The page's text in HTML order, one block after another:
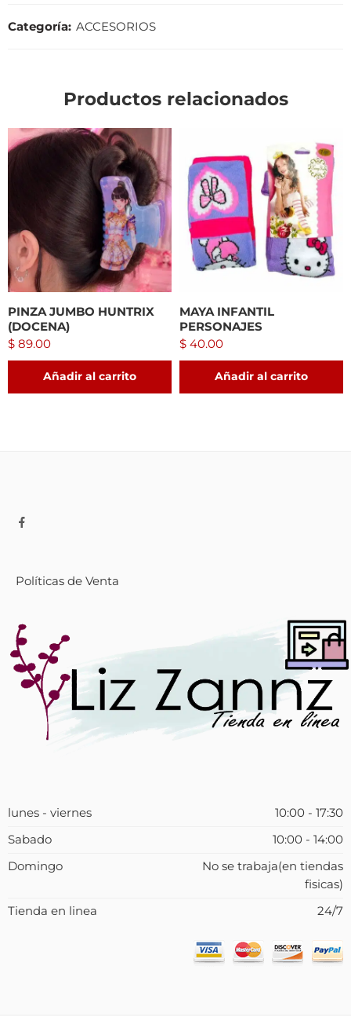
Categoría: ACCESORIOS
Productos relacionados
PINZA JUMBO HUNTRIX
(DOCENA)
$ 89.00
Añadir al carrito
MAYA INFANTIL
PERSONAJES
$ 40.00
Añadir al carrito
Políticas de Venta
lunes - viernes
10:00 - 17:30
Sabado
10:00 - 14:00
Domingo
No se trabaja(en tiendas
fisicas)
Tienda en linea
24/7